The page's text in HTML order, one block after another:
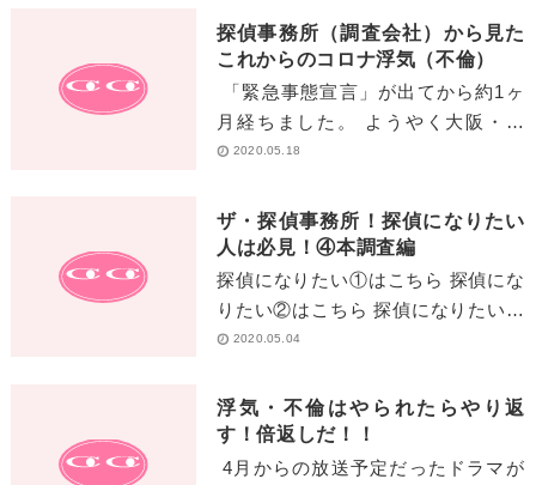
探偵事務所（調査会社）から見た
これからのコロナ浮気（不倫）
「緊急事態宣言」が出てから約1ヶ
月経ちました。 ようやく大阪・東
京・等を残し「緊急事態宣言」は 解
発表した「大阪モデル[…]
2020.05.18
ザ・探偵事務所！探偵になりたい
人は必見！④本調査編
探偵になりたい①はこちら 探偵にな
りたい②はこちら 探偵になりたい③
はこちら 今回は、下見調査編でし
2020.05.04
浮気・不倫はやられたらやり返
す！倍返しだ！！
4月からの放送予定だったドラマが